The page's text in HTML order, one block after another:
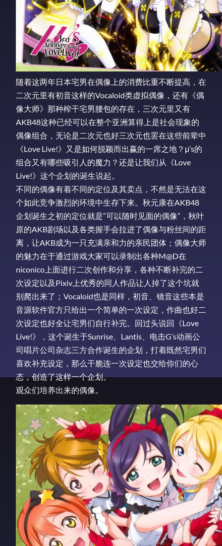
随着这两年日本宅男在偶像上的消费比重不断提高，在
二次元里有初音这样的Vocaloid类虚拟偶像，还有《偶
像大师》那种榨干宅男腰包的存在，三次元里又有
AKB48这种已经可以在整个亚洲算得上是社会现象的
偶像组合，无论是二次元也好三次元也罢在这些前辈中
《Love Live!》又是如何脱颖而出赢的一席之地？μ’s的
组合又有哪些吸引人的魔力？还是让我们从《Love
Live!》这个企划的诞生说起。
不同的偶像有着不同的定位及其卖点，不然是无法在这
个如此竞争激烈的环境中生存下来。秋元康在AKB48
企划诞生之初的定位就是“可以随时见面的偶像”，秋叶
原的AKB剧场以及各类握手会拉进了偶像与粉丝间的距
离，让AKB成为一只充满亲和力的亲民团体；偶像大师
的魅力在于通过游戏大家可以录制出各种M@D在
niconico上面进行二次创作和分享，各种不断补完的二
次设定以及Pixiv上优秀的同人作品让人掉了这个坑就
别爬出来了；Vocaloid也是同样，初音、镜音这些本是
音源软件官方只给出一个简单的一次设定，作曲也好二
次设定也好全让宅男们自行补完。回过头说回《Love
Live!》，这个诞生于Sunrise、Lantis、电击G’s动画公
司唱片公司杂志三方合作诞生的企划，打着既然宅男们
喜欢补充设定，那么干脆连一次设定也交给你们的心
态，创造了这样一个企划。
观众们培养出来的偶像。